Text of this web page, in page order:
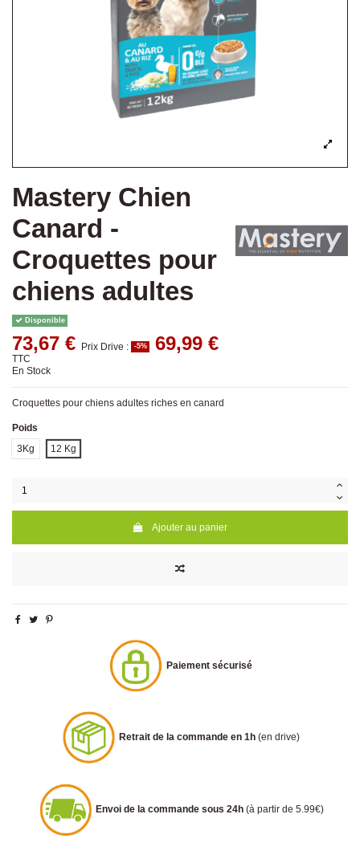
Mastery Chien
Canard -
Croquettes pour
chiens adultes
Disponible
73,67 € Prix Drive : -5% 69,99 €
TTC
En Stock
Croquettes pour chiens adultes riches en canard
Poids
3Kg
12 Kg
Ajouter au panier
Paiement sécurisé
Retrait de la commande en 1h (en drive)
Envoi de la commande sous 24h (à partir de 5.99€)